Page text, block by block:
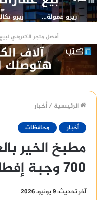
أفضل متجر الكتروني
الرئيسية /أخبار
أخبار محافظات
مطبخ الخير
700 وجبة إفطار يومياً خلال رمضان
آخر تحديث: 9 يونيو، 2026